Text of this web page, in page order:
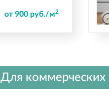
от 900 руб./м2
Для коммерческих